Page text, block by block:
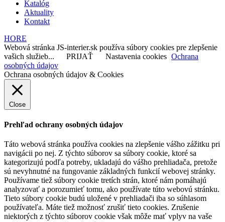
Katalóg
Aktuality
Kontakt
HORE
Webová stránka JS-interier.sk používa súbory cookies pre zlepšenie
vašich služieb...
PRIJAŤ Nastavenia cookies Ochrana
osobných údajov
Ochrana osobných údajov & Cookies
Close
Prehľad ochrany osobných údajov
Táto webová stránka používa cookies na zlepšenie vášho zážitku pri
navigácii po nej. Z týchto súborov sa súbory cookie, ktoré sa
kategorizujú podľa potreby, ukladajú do vášho prehliadača, pretože
sú nevyhnutné na fungovanie základných funkcií webovej stránky.
Používame tiež súbory cookie tretích strán, ktoré nám pomáhajú
analyzovať a porozumieť tomu, ako používate túto webovú stránku.
Tieto súbory cookie budú uložené v prehliadači iba so súhlasom
používateľa. Máte tiež možnosť zrušiť tieto cookies. Zrušenie
niektorých z týchto súborov cookie však môže mať vplyv na vaše